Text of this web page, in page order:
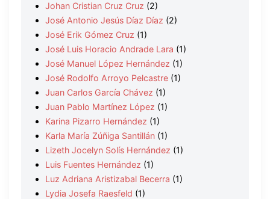
Johan Cristian Cruz Cruz (2)
José Antonio Jesús Díaz Díaz (2)
José Erik Gómez Cruz (1)
José Luis Horacio Andrade Lara (1)
José Manuel López Hernández (1)
José Rodolfo Arroyo Pelcastre (1)
Juan Carlos García Chávez (1)
Juan Pablo Martínez López (1)
Karina Pizarro Hernández (1)
Karla María Zúñiga Santillán (1)
Lizeth Jocelyn Solís Hernández (1)
Luis Fuentes Hernández (1)
Luz Adriana Aristizabal Becerra (1)
Lydia Josefa Raesfeld (1)